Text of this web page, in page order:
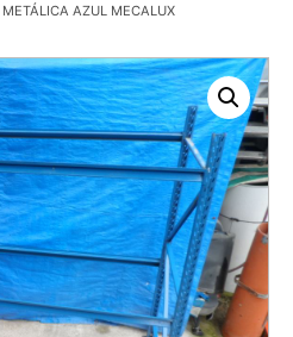
AZUL MECALUX